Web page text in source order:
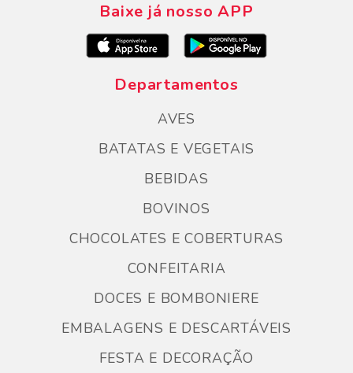
Baixe já nosso APP
Departamentos
AVES
BATATAS E VEGETAIS
BEBIDAS
BOVINOS
CHOCOLATES E COBERTURAS
CONFEITARIA
DOCES E BOMBONIERE
EMBALAGENS E DESCARTÁVEIS
FESTA E DECORAÇÃO